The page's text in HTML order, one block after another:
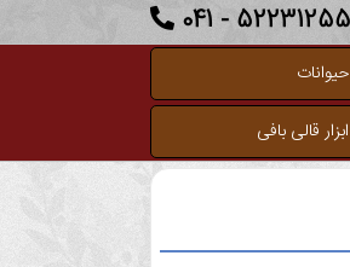
حیوانات
ابزار قالی بافی